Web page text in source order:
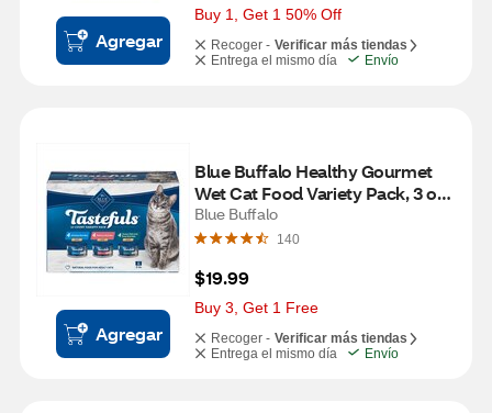
Agregar
Buy 1, Get 1 50% Off
Recoger - Verificar más tiendas
Entrega el mismo día
Envío
Agregar
Blue Buffalo Healthy Gourmet
Wet Cat Food Variety Pack, 3 oz
cans, 12 ct
Blue Buffalo
140
$19.99
Buy 3, Get 1 Free
Recoger - Verificar más tiendas
Entrega el mismo día
Envío